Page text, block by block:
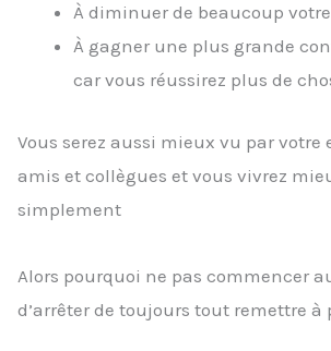
À diminuer de beaucoup
À gagner une plus grande
car vous réussirez plus de
Vous serez aussi mieux vu par votre
amis et collègues et vous vivrez
simplement
Alors pourquoi ne pas commencer
d’arrêter de toujours tout remettre à